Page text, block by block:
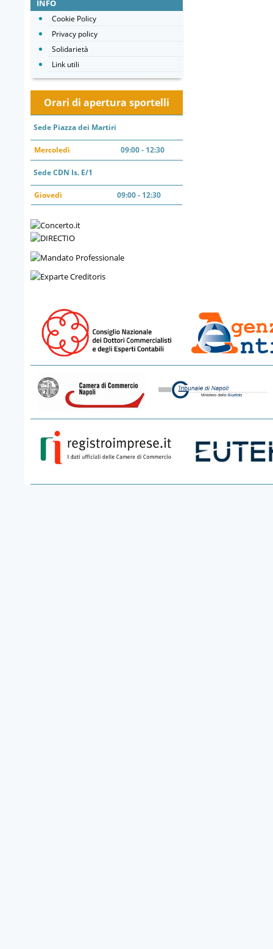
INFO
Cookie Policy
Privacy policy
Solidarietà
Link utili
Orari di apertura sportelli
Sede Piazza dei Martiri
Mercoledì 09:00 - 12:30
Sede CDN Is. E/1
Giovedì 09:00 - 12:30